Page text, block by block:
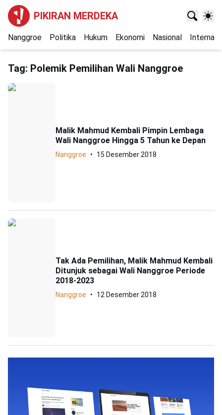
PIKIRAN MERDEKA
Nanggroe Politika Hukum Ekonomi Nasional
Tag: Polemik Pemilihan Wali Nanggroe
Malik Mahmud Kembali Pimpin Lembaga
Wali Nanggroe Hingga 5 Tahun ke Depan
Nanggroe 15 Desember 2018
Tak Ada Pemilihan, Malik Mahmud Kembali
Ditunjuk sebagai Wali Nanggroe Periode
2018-2023
Nanggroe 12 Desember 2018